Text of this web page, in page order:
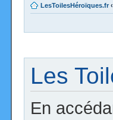
LesToilesHéroïques.fr ‹
Les
En